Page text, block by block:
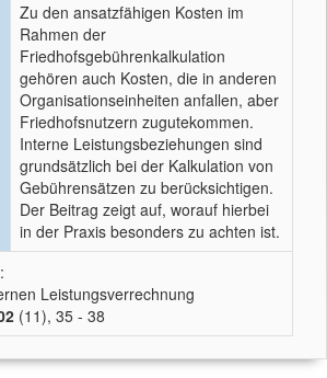
Zu den ansatzfähigen Kosten im
Rahmen der
Friedhofsgebührenkalkulation
gehören auch Kosten, die in anderen
Organisationseinheiten anfallen, aber
Friedhofsnutzern zugutekommen.
Interne Leistungsbeziehungen sind
grundsätzlich bei der Kalkulation von
Gebührensätzen zu berücksichtigen.
Der Beitrag zeigt auf, worauf hierbei
in der Praxis besonders zu achten ist.
Leistungsverrechnung
(11), 35 - 38